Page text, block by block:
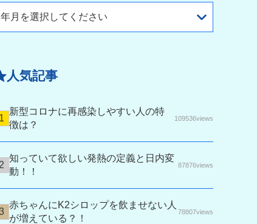
年月を選択してください
人気記事
新型コロナに再感染しやすい人の特
徴は？
109536views
知っていて欲しい発熱の定義と日内変
動！！
87876views
赤ちゃんにK2シロップを飲ませない人
が増えている？！
78807views